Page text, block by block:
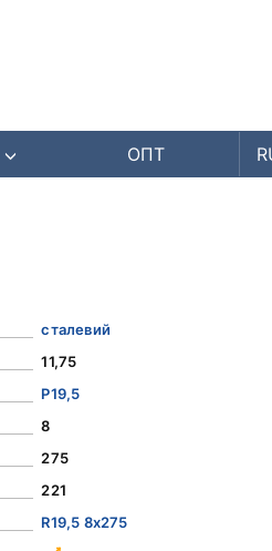
ОПТ
сталевий
11,75
Р19,5
8
275
221
R19,5 8x275